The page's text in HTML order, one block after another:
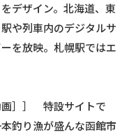
デザイン。北海道、東
や列車内のデジタルサ
を放映。札幌駅ではエ
画］］ 特設サイトで
釣り漁が盛んな函館市